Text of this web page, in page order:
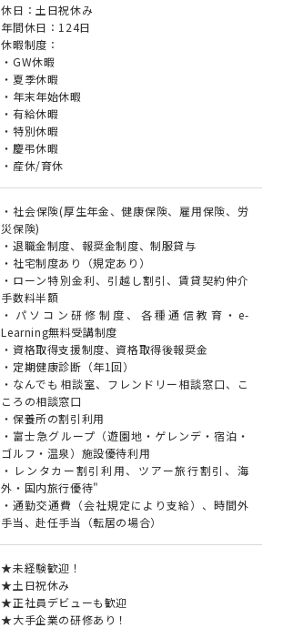
休日：土日祝休み
年間休日：124日
休暇制度：
・GW休暇
・夏季休暇
・年末年始休暇
・有給休暇
・特別休暇
・慶弔休暇
・産休/育休
・社会保険(厚生年金、健康保険、雇用保険、労
災保険)
・退職金制度、報奨金制度、制服貸与
・社宅制度あり（規定あり）
・ローン特別金利、引越し割引、賃貸契約仲介
手数料半額
・パソコン研修制度、各種通信教育・e-
Learning無料受講制度
・資格取得支援制度、資格取得後報奨金
・定期健康診断（年1回）
・なんでも相談室、フレンドリー相談窓口、こ
ころの相談窓口
・保養所の割引利用
・富士急グループ（遊園地・ゲレンデ・宿泊・
ゴルフ・温泉）施設優待利用
・レンタカー割引利用、ツアー旅行割引、海
外・国内旅行優待"
・通勤交通費（会社規定により支給）、時間外
手当、赴任手当（転居の場合）
★未経験歓迎！
★土日祝休み
★正社員デビューも歓迎
★大手企業の研修あり！